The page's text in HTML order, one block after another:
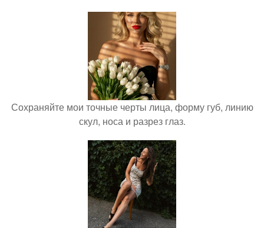
Сохраняйте мои точные черты лица, форму губ, линию
скул, носа и разрез глаз.